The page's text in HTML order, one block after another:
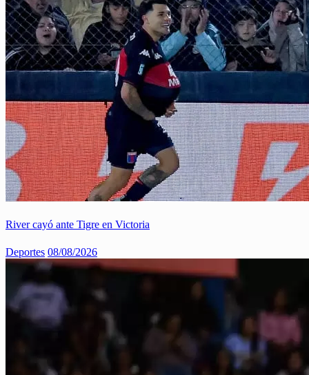
River cayó ante Tigre en Victoria
Deportes 08/08/2026